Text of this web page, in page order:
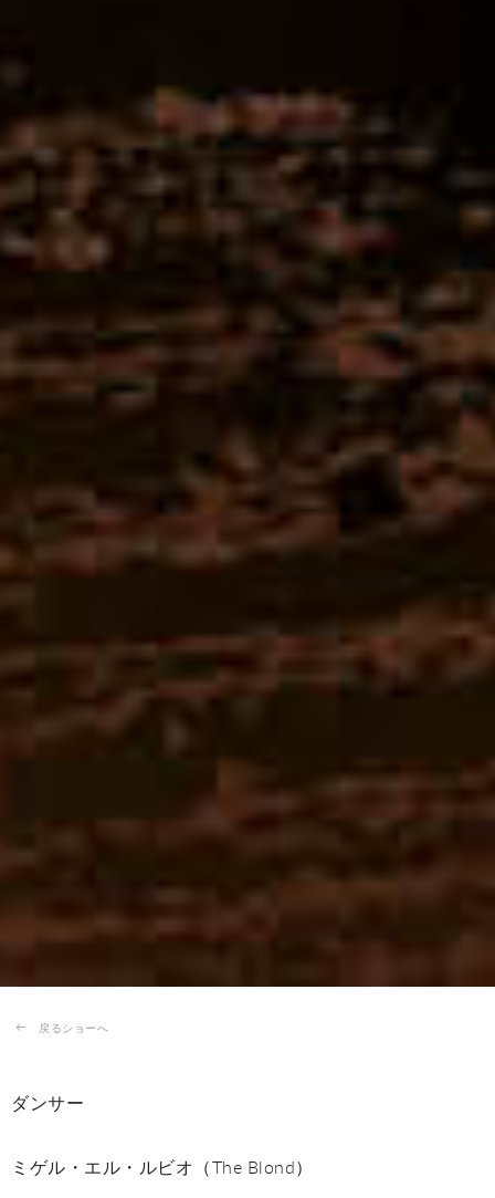
戻るショーへ
ダンサー
ミゲル・エル・ルビオ（The Blond）